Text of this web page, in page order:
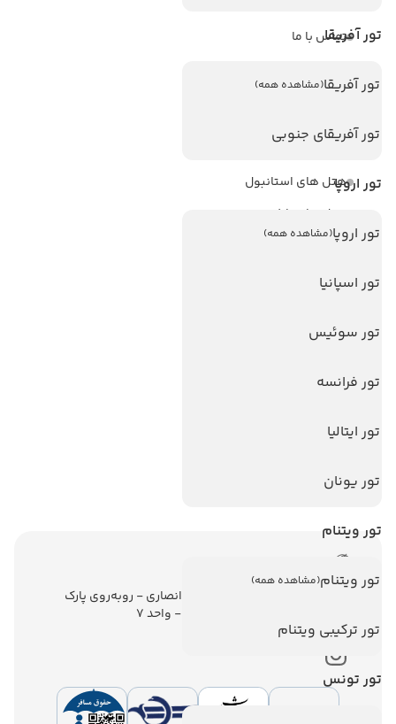
تور آفریقا
تور آفریقا(مشاهده همه)
تور آفریقای جنوبی
تور اروپا
تور اروپا(مشاهده همه)
تور اسپانیا
تور سوئیس
تور فرانسه
تور ایتالیا
تور یونان
تور ویتنام
تور ویتنام(مشاهده همه)
تور ترکیبی ویتنام
تور تونس
تماس با ما
هتل های پر بازدید
هتل های استانبول
هتل های تایلند
هتل های اندونزی
هتل های سریلانکا
تورهای پربازدید
تور آنتالیا
تور پوکت
تور سریلانکا
تهران - ولیعصر - نبش کوچه انصاری - روبه‌روی پارک
ملت - برج ملت - طبقه ششم - واحد 7